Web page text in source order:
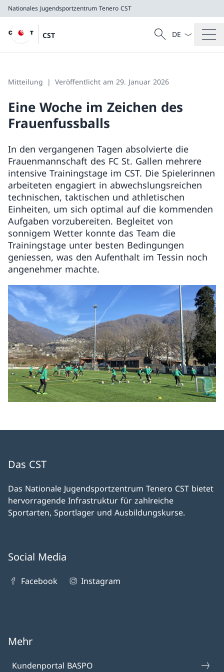
Nationales Jugendsportzentrum Tenero CST
CST
CST
Suche
Suche
Sprach
Mitteilung Veröffentlicht am 29. Januar 2026
Eine Woche im Zeichen des
Frauenfussballs
In den vergangenen Tagen absolvierte die
Frauenmannschaft des FC St. Gallen mehrere
intensive Trainingstage im CST. Die Spielerinnen
arbeiteten engagiert in abwechslungsreichen
technischen, taktischen und athletischen
Einheiten, um sich optimal auf die kommenden
Aufgaben vorzubereiten. Begleitet von
sonnigem Wetter konnte das Team die
Trainingstage unter besten Bedingungen
geniessen, was den Aufenthalt im Tessin noch
angenehmer machte.
Das CST
Das Nationale Jugendsportzentrum Tenero CST bietet
hervorragende Infrastruktur für zahlreiche
Sportarten, Sportlager und Ausbildungskurse.
Social Media
Facebook Instagram
Mehr
Kundenportal BASPO